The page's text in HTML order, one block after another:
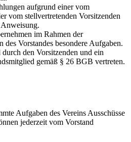
aufgrund einer vom
vom stellvertretenden Vorsitzenden
im Rahmen der
des Vorstandes besondere Aufgaben.
den Vorsitzenden und ein
gemäß § 26 BGB vertreten.
Aufgaben des Vereins Ausschüsse
jederzeit vom Vorstand